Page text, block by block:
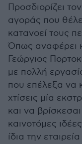
Προσδιορίζει
αγοράς που
κατανοεί τους
Όπως αναφέρει
Γεώργιος
με πολλή
που επέλεξα να
χτίσεις μία
και να
καινοτόμες
ίδια την